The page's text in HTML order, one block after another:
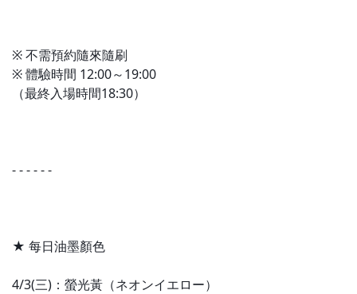
※ 不需預約隨來隨刷
※ 體驗時間 12:00～19:00
（最終入場時間18:30）
- - - - - -
★ 每日油墨顏色
4/3(三)： 螢光黃 （ネオンイエロー）